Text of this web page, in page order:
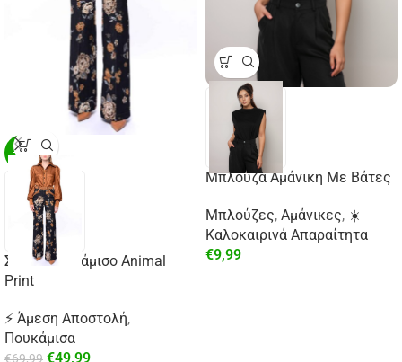
-29%
Σατέν Πουκάμισο Animal
Print
⚡ Άμεση Αποστολή,
Πουκάμισα
€69,99 €49,99
Μπλούζα Αμάνικη Με Βάτες
Μπλούζες, Αμάνικες, ☀️
Καλοκαιρινά Απαραίτητα
€9,99